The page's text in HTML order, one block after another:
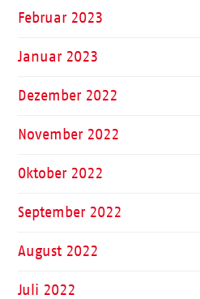
Februar 2023
Januar 2023
Dezember 2022
November 2022
Oktober 2022
September 2022
August 2022
Juli 2022